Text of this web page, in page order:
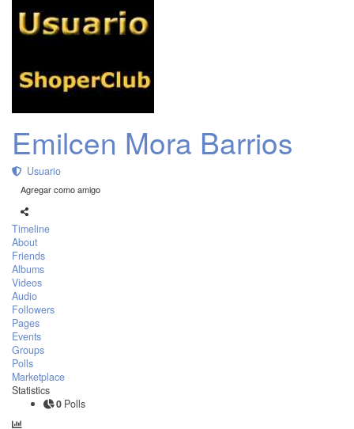
Emilcen Mora Barrios
Usuario
Agregar como amigo
Timeline
About
Friends
Albums
Videos
Audio
Followers
Pages
Events
Groups
Polls
Marketplace
Statistics
0 Polls